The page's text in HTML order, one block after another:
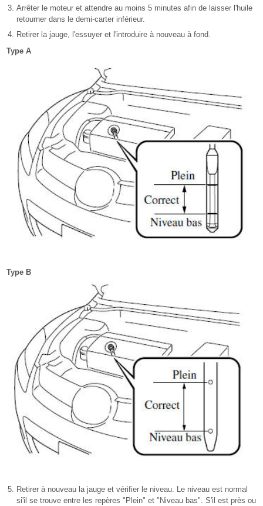
Arrêter le moteur et attendre au moins 5 minutes afin de laisser l'huile
retourner dans le demi-carter inférieur.
Retirer la jauge, l'essuyer et l'introduire à nouveau à fond.
Type A
Type B
Retirer à nouveau la jauge et vérifier le niveau. Le niveau est normal
si'il se trouve entre les repères "Plein" et "Niveau bas". S'il est près ou